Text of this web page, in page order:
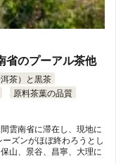
省のプーアル茶他
茶）と黒茶
原料茶葉の品質
雲南省に滞在し、現地に
ズンがほぼ終わろうとし
山、景谷、昌寧、大理に